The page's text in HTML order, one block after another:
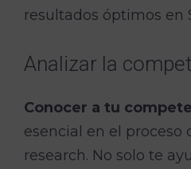
resultados óptimos en
Analizar la
Conocer a tu
esencial en el proceso
research. No solo te